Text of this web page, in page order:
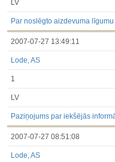
LV
Par noslēgto aizdevuma līgumu
2007-07-27 13:49:11
Lode, AS
1
LV
Paziņojums par iekšējās
2007-07-27 08:51:08
Lode, AS